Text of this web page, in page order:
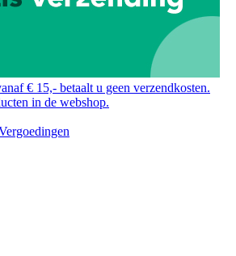
€ 15,- betaalt u geen verzendkosten.
in de webshop.